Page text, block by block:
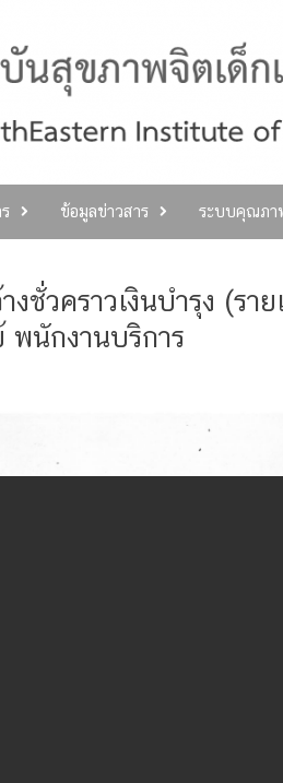
ข้อมูลข่าวสาร ระบบคุณภา
ชั่วคราวเงินบำรุง (รา
พนักงานบริการ